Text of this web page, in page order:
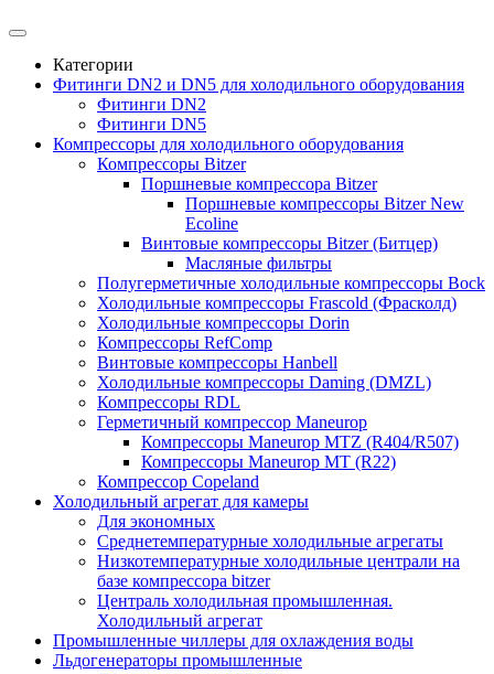
Категории
Фитинги DN2 и DN5 для холодильного оборудования
Фитинги DN2
Фитинги DN5
Компрессоры для холодильного оборудования
Компрессоры Bitzer
Поршневые компрессора Bitzer
Поршневые компрессоры Bitzer New
Ecoline
Винтовые компрессоры Bitzer (Битцер)
Масляные фильтры
Полугерметичные холодильные компрессоры Bock
Холодильные компрессоры Frascold (Фрасколд)
Холодильные компрессоры Dorin
Компрессоры RefComp
Винтовые компрессоры Hanbell
Холодильные компрессоры Daming (DMZL)
Компрессоры RDL
Герметичный компрессор Maneurop
Компрессоры Maneurop MTZ (R404/R507)
Компрессоры Maneurop MT (R22)
Компрессор Copeland
Холодильный агрегат для камеры
Для экономных
Среднетемпературные холодильные агрегаты
Низкотемпературные холодильные централи на
базе компрессора bitzer
Централь холодильная промышленная.
Холодильный агрегат
Промышленные чиллеры для охлаждения воды
Льдогенераторы промышленные